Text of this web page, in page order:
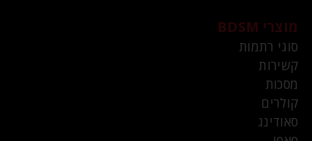
מוצרי BDSM
סוגי רתמות
קשירות
מסכות
קולרים
סאודינג